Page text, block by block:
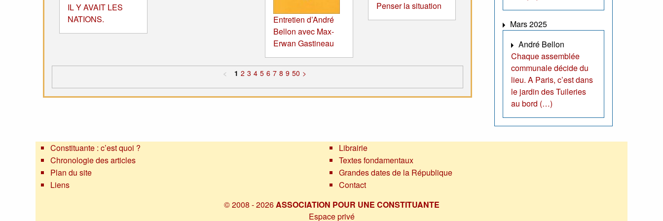
IL Y AVAIT LES
NATIONS.
Entretien d’André
Bellon avec Max-
Erwan Gastineau
Penser la situation
< 1 2 3 4 5 6 7 8 9 50 >
Mars 2025
André Bellon
Chaque assemblée
communale décide du
lieu. A Paris, c’est dans
le jardin des Tuileries
au bord (…)
Constituante : c’est quoi ?
Chronologie des articles
Plan du site
Liens
Librairie
Textes fondamentaux
Grandes dates de la République
Contact
© 2008 - 2026ASSOCIATION POUR UNE CONSTITUANTE
Espace privé